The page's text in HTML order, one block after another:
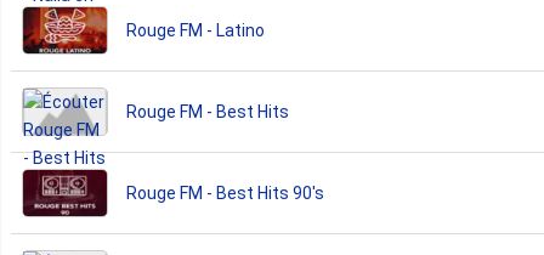
Rouge FM - Latino
Rouge FM - Best Hits
Rouge FM - Best Hits 90's